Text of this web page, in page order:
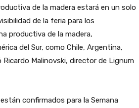
de la madera estará en un solo
de la feria para los
productiva de la madera,
del Sur, como Chile, Argentina,
Ricardo Malinovski, director de Lignum
confirmados para la Semana